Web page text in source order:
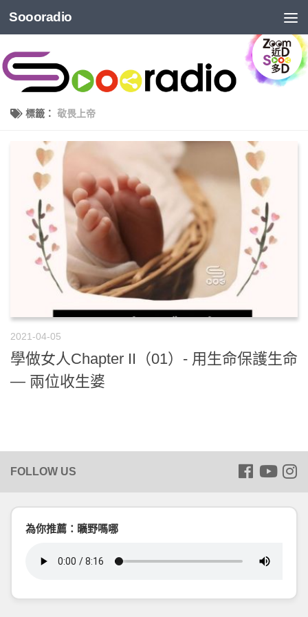
Soooradio
標籤： 敬畏上帝
2021-04-05
學做女人Chapter II（01）- 用生命保護生命
— 兩位收生婆
為你推薦：曠野嗎哪